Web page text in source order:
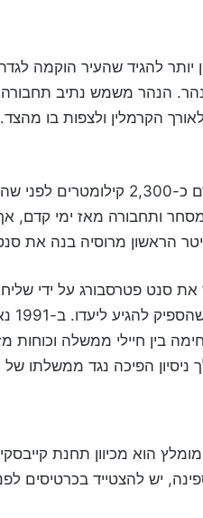
להגיד שהעיר הוקמה
הנהר משמש נתיב תחבורה
הקרמלין ולצפות בו
נהר מוסקבה מתחיל במקור ליד קלוגה
ותחבורה מאז ימי קדם,
לכבוש את סנט פטרסבורג על
בין חיילי ממשלה וכוחות
הפיכה נגד ממשלתו של